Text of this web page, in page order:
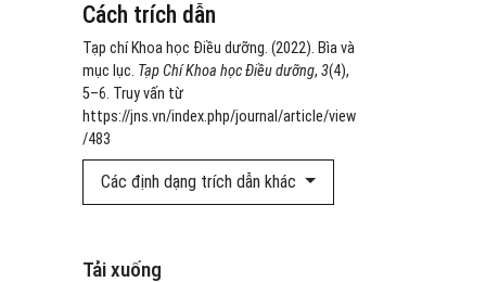
Cách trích dẫn
Tạp chí Khoa học Điều dưỡng. (2022). Bìa và
mục lục. Tạp Chí Khoa học Điều dưỡng, 3(4),
5–6. Truy vấn từ
https://jns.vn/index.php/journal/article/view
/483
Các định dạng trích dẫn khác
Tải xuống